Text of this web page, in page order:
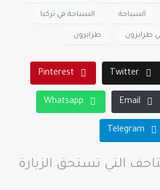
السياحة السياحة في تركيا
طرابزون طرابزون
Twitter
Pinterest
Email
Whatsapp
Telegram
التي تستحق الزيارة